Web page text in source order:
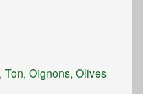
Ton, Oignons, Olives